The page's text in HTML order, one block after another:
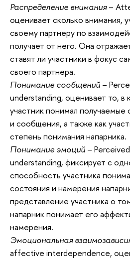
Распределение внимания–
оценивает сколько внимания,
своему партнеру по
получает от него. Она
ставят ли участники в фокус
своего партнера.
Понимание сообщений –
understanding, оценивает то, в
участник понимал получаемые
и сообщения, а также как
степень понимания напарника.
Понимание эмоций –
understanding, фиксирует с
способность участника
состояния и намерения
представление участника о
напарник понимает его
намерения.
Эмоциональная
affective interdependence,